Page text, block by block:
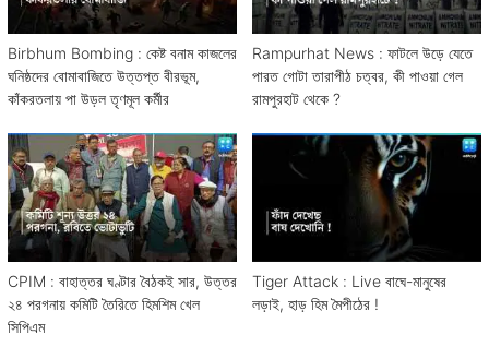
Birbhum Bombing : কেষ্ট বনাম কাজলের
ঘনিষ্ঠদের বোমাবাজিতে উত্তপ্ত বীরভূম,
কাঁকরতলায় পা উড়ল তৃণমূল কর্মীর
Rampurhat News : ফাটলে উড়ে যেতে
পারত গোটা তারাপীঠ চত্বর, কী পাওয়া গেল
রামপুরহাট থেকে ?
CPIM : বাহাত্তর ঘণ্টার বৈঠকই সার, উত্তর
২৪ পরগনায় কমিটি তৈরিতে হিমশিম খেল
সিপিএম
Tiger Attack : Live বাঘে-মানুষের
লড়াই, হাড় হিম মৈপীঠের !